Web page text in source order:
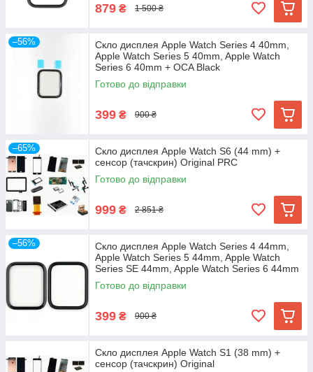
879 ₴ 1 500 ₴
–56%
Скло дисплея Apple Watch Series 4 40mm,
Apple Watch Series 5 40mm, Apple Watch
Series 6 40mm + OCA Black
Готово до відправки
399 ₴ 900 ₴
–65%
Скло дисплея Apple Watch S6 (44 mm) +
сенсор (тачскрин) Original PRC
Готово до відправки
999 ₴ 2 851 ₴
–56%
Скло дисплея Apple Watch Series 4 44mm,
Apple Watch Series 5 44mm, Apple Watch
Series SE 44mm, Apple Watch Series 6 44mm
+ OCA
Готово до відправки
399 ₴ 900 ₴
Скло дисплея Apple Watch S1 (38 mm) +
сенсор (тачскрин) Original